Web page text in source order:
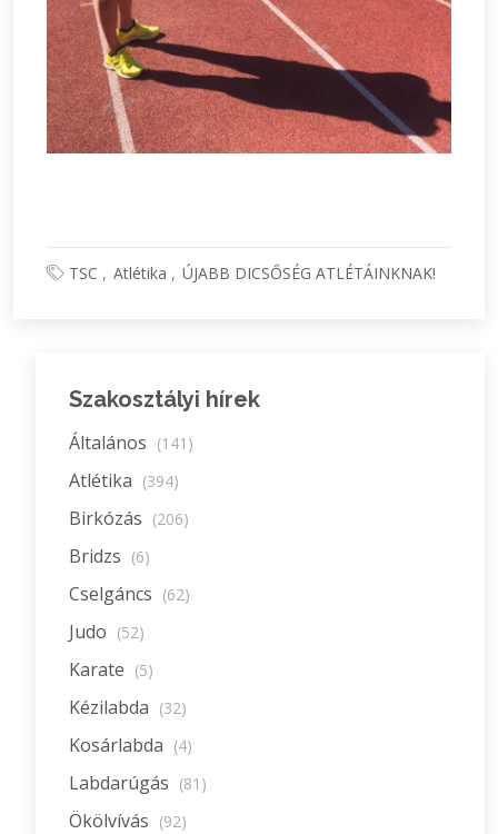
TSC Atlétika ÚJABB DICSŐSÉG ATLÉTÁINKNAK!
Szakosztályi hírek
Általános (141)
Atlétika (394)
Birkózás (206)
Bridzs (6)
Cselgáncs (62)
Judo (52)
Karate (5)
Kézilabda (32)
Kosárlabda (4)
Labdarúgás (81)
Ökölvívás (92)